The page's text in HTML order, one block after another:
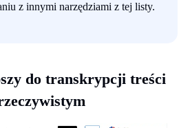
z innymi narzędziami z tej listy.
do transkrypcji treści